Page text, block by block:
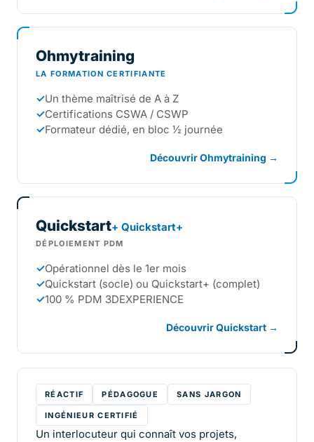
Ohmytraining
LA FORMATION CERTIFIANTE
✓Un thème maîtrisé de A à Z
✓Certifications CSWA / CSWP
✓Formateur dédié, en bloc ½ journée
Découvrir Ohmytraining →
Quickstart+ Quickstart+
DÉPLOIEMENT PDM
✓Opérationnel dès le 1er mois
✓Quickstart (socle) ou Quickstart+ (complet)
✓100 % PDM 3DEXPERIENCE
Découvrir Quickstart →
RÉACTIF PÉDAGOGUE SANS JARGON
INGÉNIEUR CERTIFIÉ
Un interlocuteur qui connaît vos projets,